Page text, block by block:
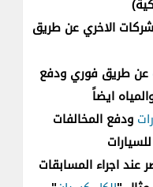
الاخري عن طريق
عن طريق فوري ودفع
ايضاً
ودفع المخالفات
اجراء المسابقات